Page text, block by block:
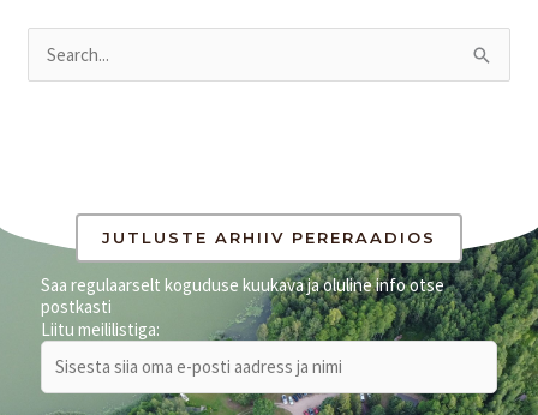
h
JUTLUSTE ARHIIV PERERAADIOS
Saa regulaarselt koguduse kuukava ja oluline info otse
postkasti
Liitu meililistiga: